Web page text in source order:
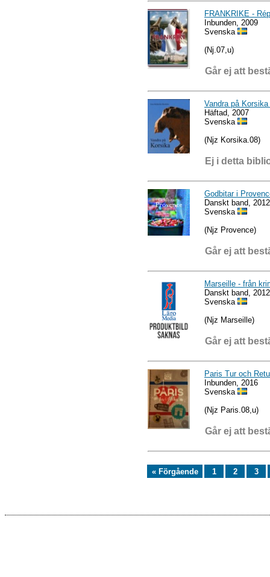
FRANKRIKE -
Inbunden, 2009
Svenska
(Nj.07,u)
Går ej att
Vandra på
Häftad, 2007
Svenska
(Njz Korsika.08)
Ej i detta
Godbitar i
Danskt band, 2012
Svenska
(Njz Provence)
Går ej att
Marseille - från
Danskt band, 2012
Svenska
(Njz Marseille)
Går ej att
Paris Tur och
Inbunden, 2016
Svenska
(Njz Paris.08,u)
Går ej att
« Förgående 1 2 3